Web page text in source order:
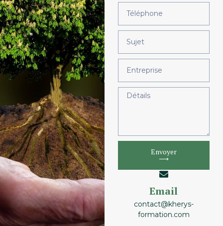
Envoyer
⟶
Email
contact@kherys-
formation.com